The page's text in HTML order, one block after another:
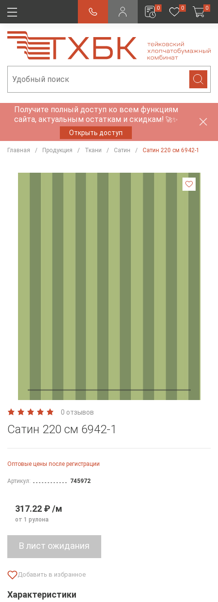
0 0 0
Получите полный доступ ко всем функциям
сайта, актуальным остаткам и скидкам! 🚀✨
Открыть доступ
Главная Продукция Ткани Сатин Сатин 220 см 6942-1
0 отзывов
Сатин 220 см 6942-1
Оптовые цены после регистрации
Артикул: 745972
317.22 ₽ /м
от 1 рулона
Характеристики